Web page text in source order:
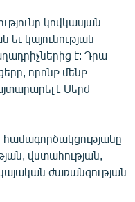
կովկասյան
կայունության
է: Դրա
որոնք մենք
է Սերժ
համագործակցությանը
վստահության,
ժառանգության